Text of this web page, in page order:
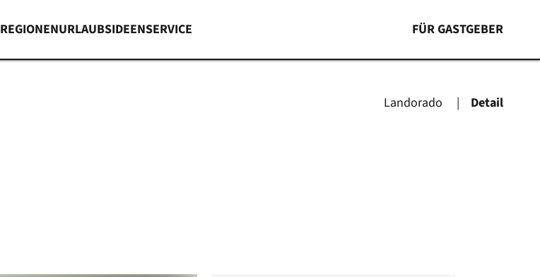
REGIONENURLAUBSIDEENSERVICE FÜR GASTGEBER
Detail